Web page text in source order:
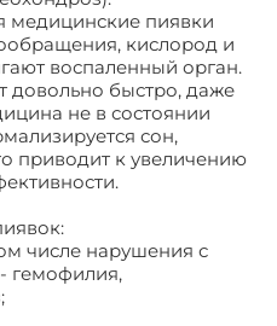
медицинские пиявки
кислород и
воспаленный орган.
довольно быстро, даже
не в состоянии
сон,
приводит к увеличению
числе нарушения с
гемофилия,